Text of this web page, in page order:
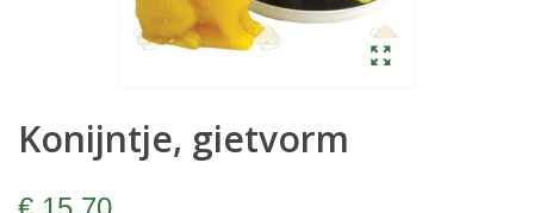
Konijntje, gietvorm